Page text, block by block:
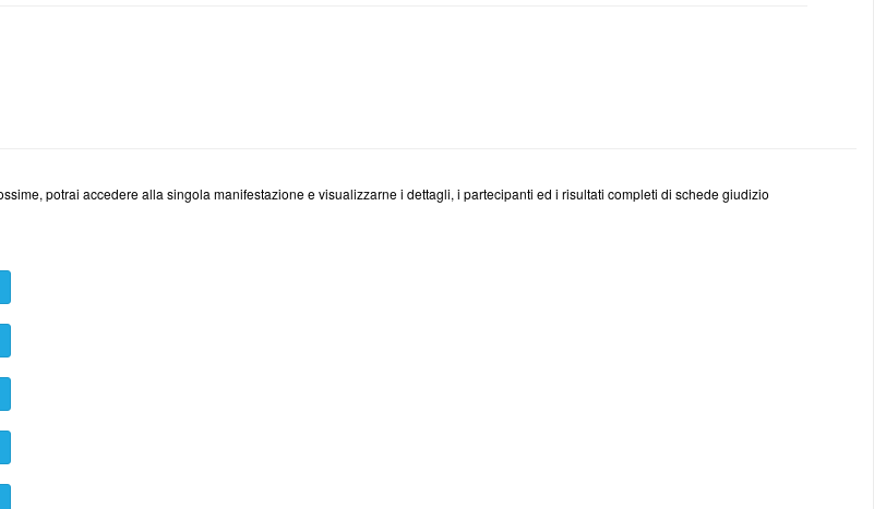
potrai accedere alla singola manifestazione e visualizzarne i dettagli, i partecipanti ed i risultati completi di schede giudizio